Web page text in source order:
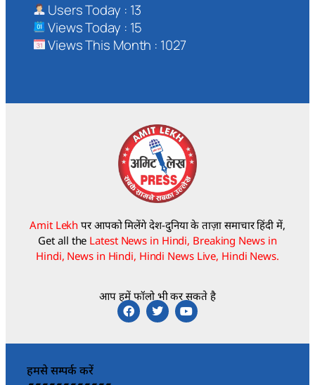
Users Today : 13
Views Today : 15
Views This Month : 1027
Amit Lekh पर आपको मिलेंगे देश-दुनिया के ताज़ा समाचार हिंदी में,
Get all the Latest News in Hindi, Breaking News in
Hindi, News in Hindi, Hindi News Live, Hindi News.
आप हमें फॉलो भी कर सकते है
हमसे सम्पर्क करें